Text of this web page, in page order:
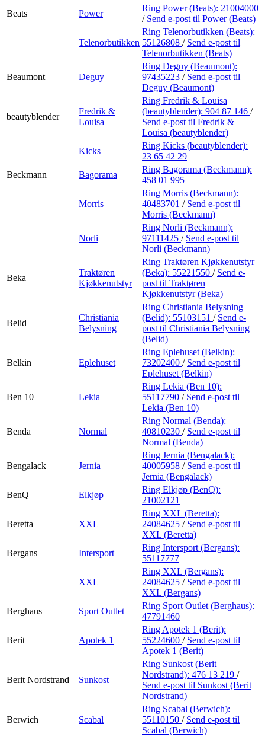
Beats
Power
Ring Power (Beats): 21004000
/ Send e-post til Power (Beats)
Telenorbutikken
Ring Telenorbutikken (Beats):
55126808 / Send e-post til
Telenorbutikken (Beats)
Beaumont Deguy
Ring Deguy (Beaumont):
97435223 / Send e-post til
Deguy (Beaumont)
beautyblender
Fredrik &
Louisa
Ring Fredrik & Louisa
(beautyblender): 904 87 146 /
Send e-post til Fredrik &
Louisa (beautyblender)
Kicks
Ring Kicks (beautyblender):
23 65 42 29
Beckmann
Bagorama
Ring Bagorama (Beckmann):
458 01 995
Morris
Ring Morris (Beckmann):
40483701 / Send e-post til
Morris (Beckmann)
Norli
Ring Norli (Beckmann):
97111425 / Send e-post til
Norli (Beckmann)
Beka
Traktøren
Kjøkkenutstyr
Ring Traktøren Kjøkkenutstyr
(Beka): 55221550 / Send e-
post til Traktøren
Kjøkkenutstyr (Beka)
Belid
Christiania
Belysning
Ring Christiania Belysning
(Belid): 55103151 / Send e-
post til Christiania Belysning
(Belid)
Belkin Eplehuset
Ring Eplehuset (Belkin):
73202400 / Send e-post til
Eplehuset (Belkin)
Ben 10 Lekia
Ring Lekia (Ben 10):
55117790 / Send e-post til
Lekia (Ben 10)
Benda Normal
Ring Normal (Benda):
40810230 / Send e-post til
Normal (Benda)
Bengalack Jernia
Ring Jernia (Bengalack):
40005958 / Send e-post til
Jernia (Bengalack)
BenQ
Elkjøp
Ring Elkjøp (BenQ):
21002121
Beretta XXL
Ring XXL (Beretta):
24084625 / Send e-post til
XXL (Beretta)
Bergans
Intersport
Ring Intersport (Bergans):
55117777
XXL
Ring XXL (Bergans):
24084625 / Send e-post til
XXL (Bergans)
Berghaus
Sport Outlet
Ring Sport Outlet (Berghaus):
47791460
Berit Apotek 1
Ring Apotek 1 (Berit):
55224600 / Send e-post til
Apotek 1 (Berit)
Berit Nordstrand Sunkost
Ring Sunkost (Berit
Nordstrand): 476 13 219 /
Send e-post til Sunkost (Berit
Nordstrand)
Berwich Scabal
Ring Scabal (Berwich):
55110150 / Send e-post til
Scabal (Berwich)